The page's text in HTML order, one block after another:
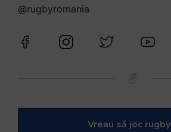
@rugbyromania
Vreau să joc rugby